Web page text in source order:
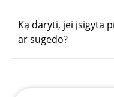
Ką daryti, jei įsigyta
ar sugedo?